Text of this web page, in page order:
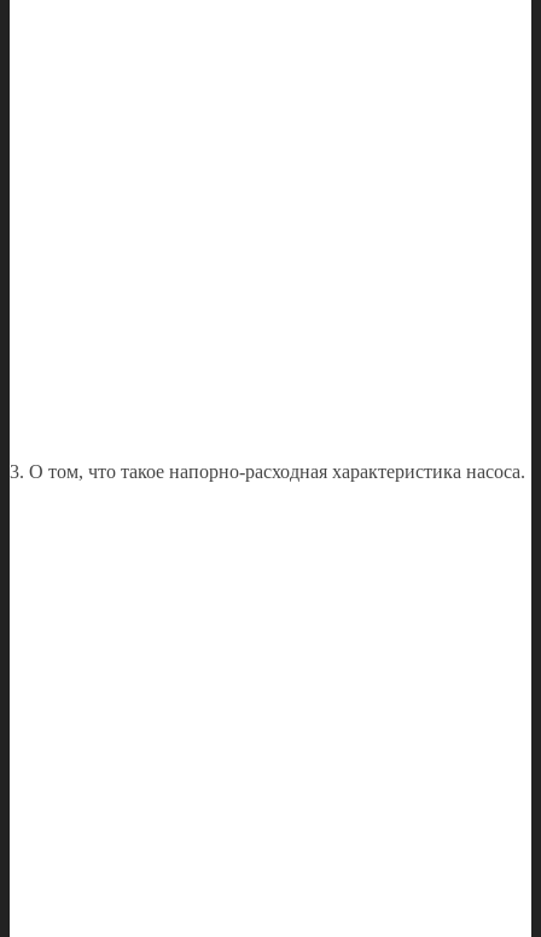
3. О том, что такое напорно-расходная характеристика насоса.